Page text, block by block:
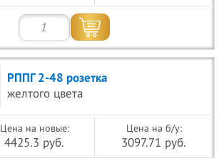
РППГ 2-48 розетка
желтого цвета
Цена на новые:
4425.3 руб.
Цена на б/у:
3097.71 руб.